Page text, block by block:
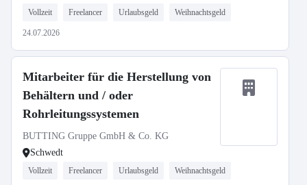
Vollzeit Freelancer Urlaubsgeld Weihnachtsgeld
24.07.2026
Mitarbeiter für die Herstellung von
Behältern und / oder
Rohrleitungssystemen
BUTTING Gruppe GmbH & Co. KG
Schwedt
Vollzeit Freelancer Urlaubsgeld Weihnachtsgeld